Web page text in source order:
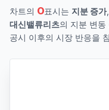
차트의 O표시는 지분 증가,
대신밸류리츠의 지분 변동
공시 이후의 시장 반응을